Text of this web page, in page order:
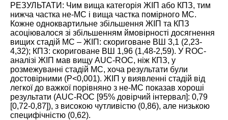
РЕЗУЛЬТАТИ: Чим вища категорія ЖІП або КПЗ, тим
нижча частка не-МС і вища частка помірного МС.
Кожне одноквартильне збільшення ЖІП та КПЗ
асоціювалося зі збільшенням ймовірності досягнення
вищих стадій МС – ЖІП: скориговане ВШ 3,1 (2,23-
4,32); КПЗ: скориговане ВШ 1,96 (1,48-2,59). У ROC-
аналізі ЖІП мав вищу AUC-ROC, ніж КПЗ, у
розмежуванні стадій МС, хоча результати були
достовірними (P<0,001). ЖІП у виявленні стадій від
легкої до важкої порівняно з не-МС показав хороші
результати (AUC-ROC [95% довірчий інтервал]: 0,79
[0,72-0,87]), з високою чутливістю (0,86), але низькою
специфічністю (0,62).